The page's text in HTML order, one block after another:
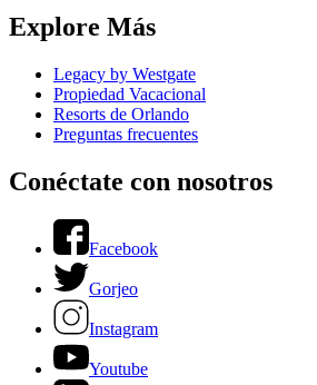
Explore Más
Legacy by Westgate
Propiedad Vacacional
Resorts de Orlando
Preguntas frecuentes
Conéctate con nosotros
Facebook
Gorjeo
Instagram
Youtube